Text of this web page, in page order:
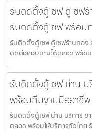
รับติดตั้งตู้เซฟ ตู้เซฟ
รับติดตั้งตู้เซฟ พร้อม
รับติดตั้งตู้เซฟ ตู้เซฟร้านทอง
ติดต่อสอบถามได้ตลอด พร้อ
รับติดตั้งตู้เซฟ น่าน
พร้อมทีมงานมืออาชีพ
รับติดตั้งตู้เซฟ น่าน บริการ
ตลอด พร้อมให้บริการทั่วไทย